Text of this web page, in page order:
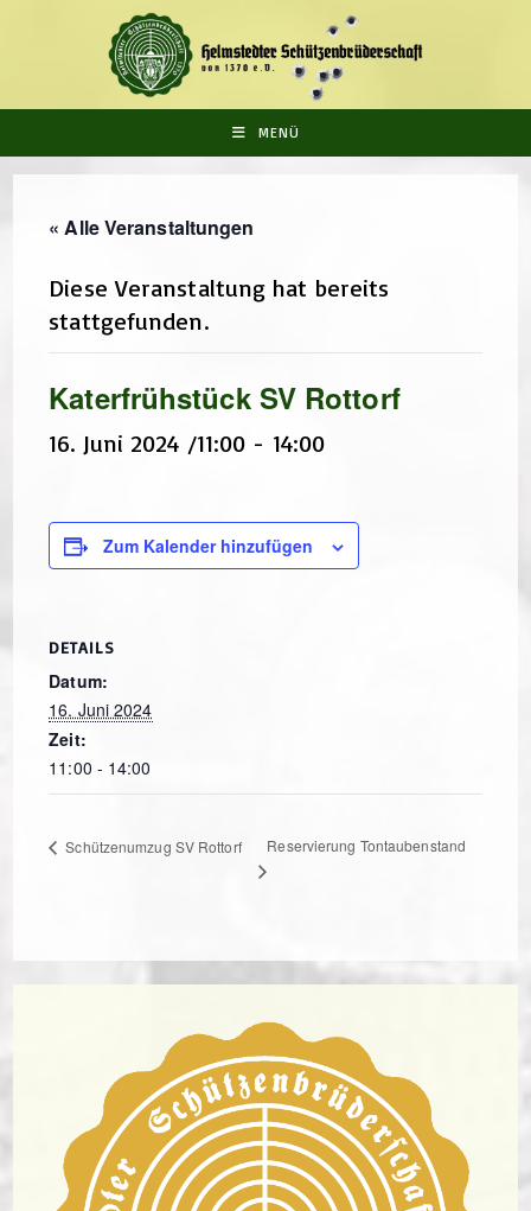
MENÜ
« Alle Veranstaltungen
Diese Veranstaltung hat bereits
stattgefunden.
Katerfrühstück SV Rottorf
16. Juni 2024 /11:00 - 14:00
Zum Kalender hinzufügen
DETAILS
Datum:
16. Juni 2024
Zeit:
11:00 - 14:00
Schützenumzug SV Rottorf Reservierung Tontaubenstand